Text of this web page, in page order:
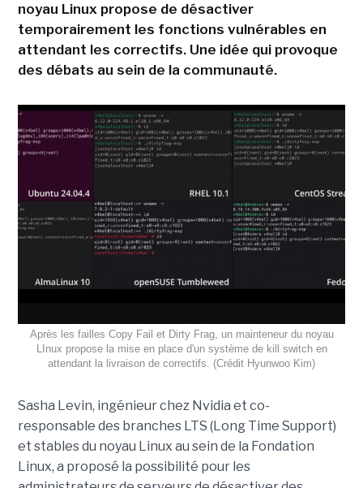
noyau Linux propose de désactiver
temporairement les fonctions vulnérables en
attendant les correctifs. Une idée qui provoque
des débats au sein de la communauté.
Après les failles Copy Fail et Dirty Frag, un mainteneur du noyau
LInux propose la mise en place d'un système de kill switch en
attendant la livraison de correctifs. (Crédit Hyunwoo Kim)
Sasha Levin, ingénieur chez Nvidia et co-
responsable des branches LTS (Long Time Support)
et stables du noyau Linux au sein de la Fondation
Linux, a proposé la possibilité pour les